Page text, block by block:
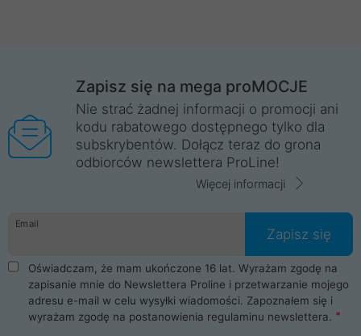
Zapisz się na mega proMOCJE
Nie strać żadnej informacji o promocji ani
kodu rabatowego dostępnego tylko dla
subskrybentów. Dołącz teraz do grona
odbiorców newslettera ProLine!
Więcej informacji
Email
Zapisz się
Oświadczam, że mam ukończone 16 lat. Wyrażam zgodę na
zapisanie mnie do Newslettera Proline i przetwarzanie mojego
adresu e-mail w celu wysyłki wiadomości. Zapoznałem się i
wyrażam zgodę na postanowienia regulaminu newslettera.